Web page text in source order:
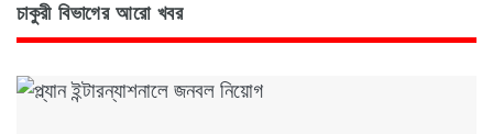
চাকুরী বিভাগের আরো খবর